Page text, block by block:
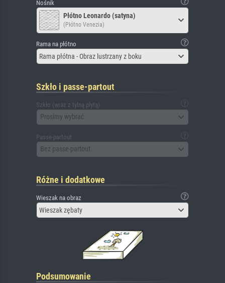
Nośnik
Płótno Leonardo (satyna)
(Płótno Venezia)
Rama na płótno
Rama płótna - Obraz lustrzany z boku
Szkło i passe-partout
Szkło (wraz z tylną płytą)
Prosimy wybrać
Passe-partout
Bez passe-partout
Różne i dodatkowe
Wieszak na obraz
Wieszak zębaty
Podsumowanie